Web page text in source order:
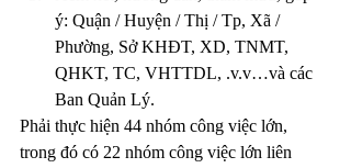
ý: Quận / Huyện / Thị / Tp, Xã /
Phường, Sở KHĐT, XD, TNMT,
QHKT, TC, VHTTDL, .v.v…và các
Ban Quản Lý.
Phải thực hiện 44 nhóm công việc lớn,
trong đó có 22 nhóm công việc lớn liên